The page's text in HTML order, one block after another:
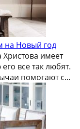
на Новый год
имеет
все так любят.
помогают с...